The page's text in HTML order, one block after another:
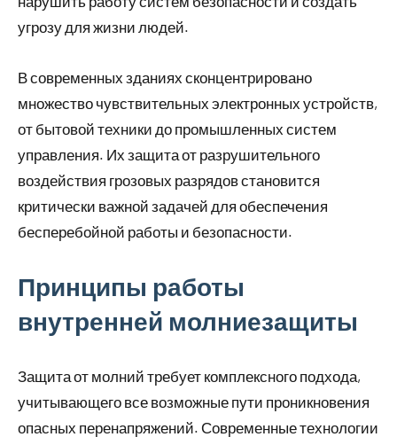
угрозу для жизни людей.
В современных зданиях сконцентрировано
множество чувствительных электронных устройств,
от бытовой техники до промышленных систем
управления. Их защита от разрушительного
воздействия грозовых разрядов становится
критически важной задачей для обеспечения
бесперебойной работы и безопасности.
Принципы работы
внутренней молниезащиты
Защита от молний требует комплексного подхода,
учитывающего все возможные пути проникновения
опасных перенапряжений. Современные технологии